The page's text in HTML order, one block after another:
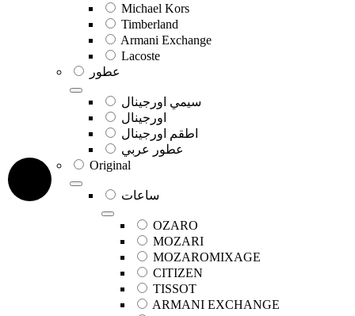
Michael Kors
Timberland
Armani Exchange
Lacoste
عطور
سيمي اورجينال
اورجينال
اطقم اورجينال
عطور عربي
Original
ساعات
OZARO
MOZARI
MOZAROMIXAGE
CITIZEN
TISSOT
ARMANI EXCHANGE